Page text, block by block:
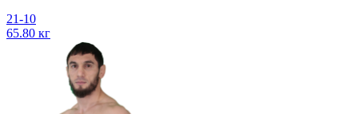
21-10
65.80 кг